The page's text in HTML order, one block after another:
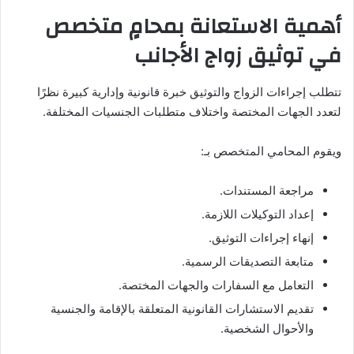
أهمية الاستعانة بمحامٍ متخصص
في توثيق زواج الأجانب
تتطلب إجراءات الزواج والتوثيق خبرة قانونية وإدارية كبيرة نظرًا
لتعدد الجهات المختصة واختلاف متطلبات الجنسيات المختلفة.
ويقوم المحامي المتخصص بـ:
مراجعة المستندات.
إعداد التوكيلات اللازمة.
إنهاء إجراءات التوثيق.
متابعة التصديقات الرسمية.
التعامل مع السفارات والجهات المختصة.
تقديم الاستشارات القانونية المتعلقة بالإقامة والجنسية
والأحوال الشخصية.